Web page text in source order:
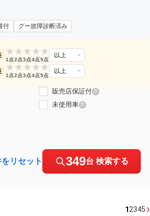
付 グー故障診断済み
★
1点
★
2点
★
3点
★
4点
★
5点
以上
★
1点
★
2点
★
3点
★
4点
★
5点
以上
販売店保証付 ?
未使用車 ?
リセット 349台 検索する
12345 ›